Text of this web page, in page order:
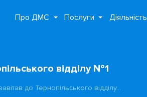
Про ДМС Послуги Діяльність
відділу №1
до Тернопільського відділу…